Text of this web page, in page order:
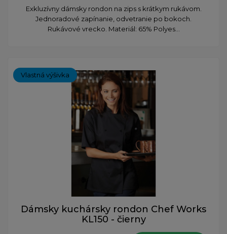
Exkluzívny dámsky rondon na zips s krátkym rukávom.
Jednoradové zapínanie, odvetranie po bokoch.
Rukávové vrecko. Materiál: 65% Polyes...
Vlastná výšivka
Dámsky kuchársky rondon Chef Works
KL150 - čierny